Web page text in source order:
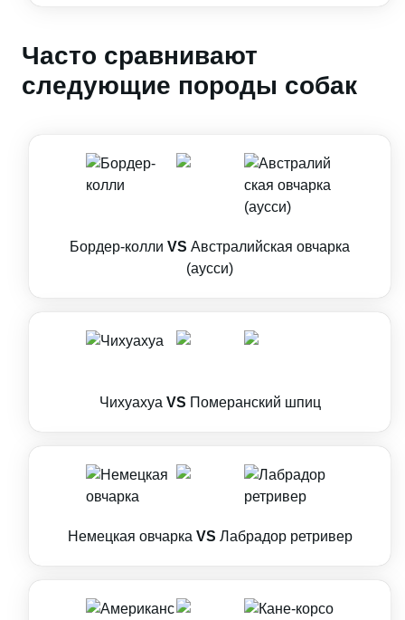
Часто сравнивают
следующие породы собак
Бордер-колли VS Австралийская овчарка
(аусси)
Чихуахуа VS Померанский шпиц
Немецкая овчарка VS Лабрадор ретривер